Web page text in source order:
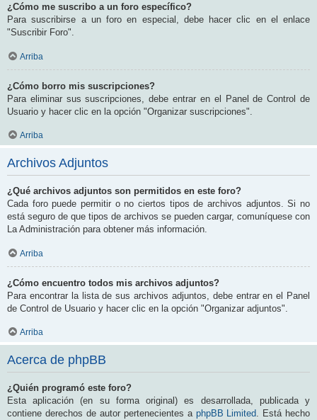
¿Cómo me suscribo a un foro específico?
Para suscribirse a un foro en especial, debe hacer clic en el enlace
"Suscribir Foro".
Arriba
¿Cómo borro mis suscripciones?
Para eliminar sus suscripciones, debe entrar en el Panel de Control de
Usuario y hacer clic en la opción "Organizar suscripciones".
Arriba
Archivos Adjuntos
¿Qué archivos adjuntos son permitidos en este foro?
Cada foro puede permitir o no ciertos tipos de archivos adjuntos. Si no
está seguro de que tipos de archivos se pueden cargar, comuníquese con
La Administración para obtener más información.
Arriba
¿Cómo encuentro todos mis archivos adjuntos?
Para encontrar la lista de sus archivos adjuntos, debe entrar en el Panel
de Control de Usuario y hacer clic en la opción "Organizar adjuntos".
Arriba
Acerca de phpBB
¿Quién programó este foro?
Esta aplicación (en su forma original) es desarrollada, publicada y
contiene derechos de autor pertenecientes a phpBB Limited. Está hecho